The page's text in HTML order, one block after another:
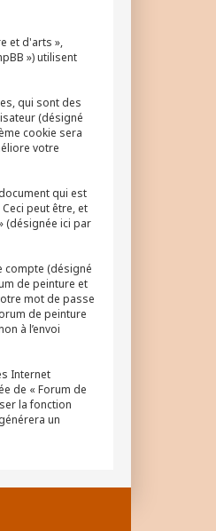
et d'arts »,
») utilisent
qui sont des
(désigné
cookie sera
votre
qui est
peut être, et
(désignée ici par
compte (désigné
de peinture et
mot de passe
de peinture
à l’envoi
Internet
de « Forum de
la fonction
un